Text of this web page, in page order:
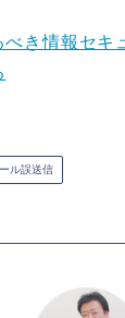
べき情報セ
ル誤送信